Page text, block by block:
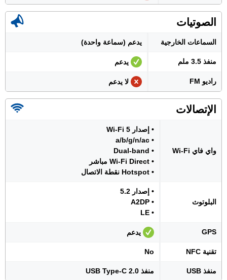
الصوتيات
السماعات الخارجية يدعم (سماعة واحدة)
منفذ 3.5 ملم يدعم
راديو FM لا يدعم
الإتصالات
واي فاي Wi-Fi
• إصدار Wi-Fi 5
• a/b/g/n/ac
• Dual-band
• Wi-Fi Direct مباشر
• Hotspot نقطة الاتصال
البلوتوث
• إصدار 5.2
• A2DP
• LE
GPS يدعم
تقنية NFC No
منفذ USB منفذ USB Type-C 2.0